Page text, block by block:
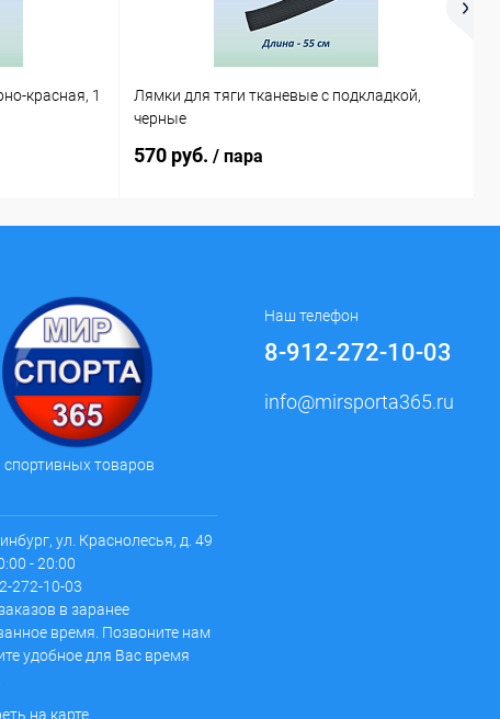
красная, 1
Лямки для тяги тканевые с подкладкой,
черные
570 руб. / пара
товаров
ул. Краснолесья, д. 49
- 20:00
272-10-03
в заранее
время. Позвоните нам
удобное для Вас время
на карте
Наш телефон
8-912-272-10-03
info@mirsporta365.ru